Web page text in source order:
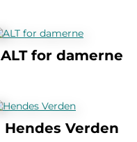
ALT for damerne
Hendes Verden